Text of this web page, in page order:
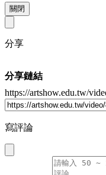
關閉
分享
分享鏈結
https://artshow.edu.tw/
寫評論